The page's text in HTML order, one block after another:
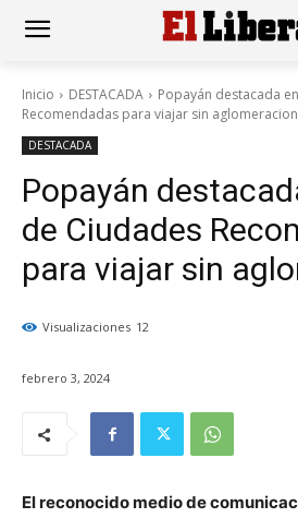
Inicio DESTACADA
Popayán destacada
Recomendadas para viajar sin
DESTACADA
Popayán
de Ciudades
para viajar sin
Visualizaciones 12
febrero 3, 2024
El reconocido medio de